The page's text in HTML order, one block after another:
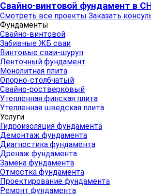
Свайно-винтовой фундамент в
Смотреть все проекты Заказать
Фундаменты
Свайно-винтовой
Забивные ЖБ сваи
Винтовые сваи-шуруп
Ленточный фундамент
Монолитная плита
Опорно-столбчатый
Свайно-ростверковый
Утепленная финская плита
Утепленная шведская плита
Услуги
Гидроизоляция фундамента
Демонтаж фундамента
Диагностика фундамента
Дренаж фундамента
Замена фундамента
Отмостка фундамента
Проектирование фундамента
Ремонт фундамента